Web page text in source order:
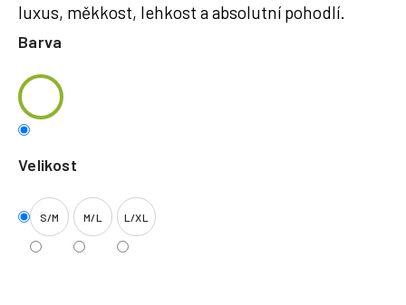
luxus, měkkost, lehkost a absolutní pohodlí.
Barva
Velikost
S/M M/L L/XL